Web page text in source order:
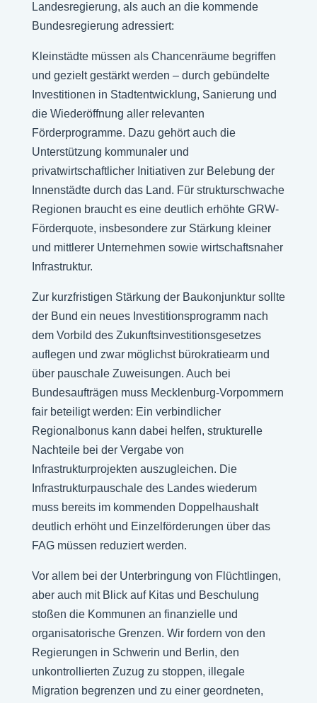
Landesregierung, als auch an die kommende
Bundesregierung adressiert:
Kleinstädte müssen als Chancenräume begriffen
und gezielt gestärkt werden – durch gebündelte
Investitionen in Stadtentwicklung, Sanierung und
die Wiederöffnung aller relevanten
Förderprogramme. Dazu gehört auch die
Unterstützung kommunaler und
privatwirtschaftlicher Initiativen zur Belebung der
Innenstädte durch das Land. Für strukturschwache
Regionen braucht es eine deutlich erhöhte GRW-
Förderquote, insbesondere zur Stärkung kleiner
und mittlerer Unternehmen sowie wirtschaftsnaher
Infrastruktur.
Zur kurzfristigen Stärkung der Baukonjunktur sollte
der Bund ein neues Investitionsprogramm nach
dem Vorbild des Zukunftsinvestitionsgesetzes
auflegen und zwar möglichst bürokratiearm und
über pauschale Zuweisungen. Auch bei
Bundesaufträgen muss Mecklenburg-Vorpommern
fair beteiligt werden: Ein verbindlicher
Regionalbonus kann dabei helfen, strukturelle
Nachteile bei der Vergabe von
Infrastrukturprojekten auszugleichen. Die
Infrastrukturpauschale des Landes wiederum
muss bereits im kommenden Doppelhaushalt
deutlich erhöht und Einzelförderungen über das
FAG müssen reduziert werden.
Vor allem bei der Unterbringung von Flüchtlingen,
aber auch mit Blick auf Kitas und Beschulung
stoßen die Kommunen an finanzielle und
organisatorische Grenzen. Wir fordern von den
Regierungen in Schwerin und Berlin, den
unkontrollierten Zuzug zu stoppen, illegale
Migration begrenzen und zu einer geordneten,